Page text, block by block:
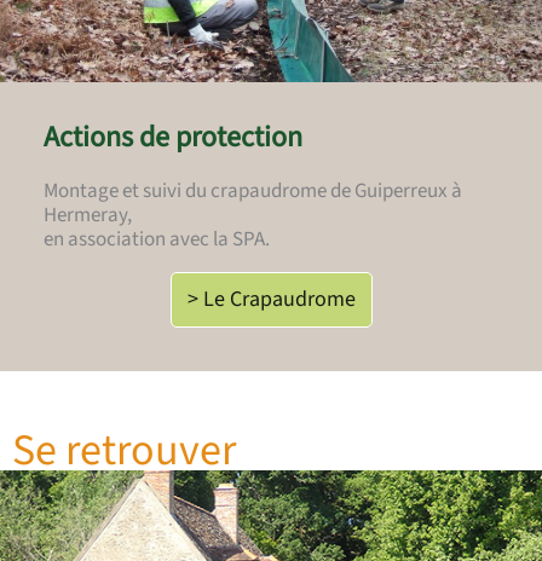
Actions de protection
Montage et suivi du crapaudrome de Guiperreux à
Hermeray,
en association avec la SPA.
> Le Crapaudrome
Se retrouver